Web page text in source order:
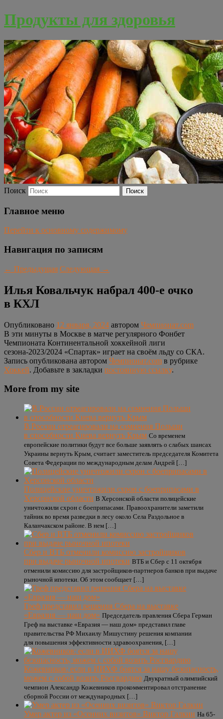
Продукты для здоровья
Поиск
Главное меню
Перейти к основному содержимому
Навигация по записям
← Предыдущая Следующая →
Илья Ковальчук набрал 400-е очко
в КХЛ
Опубликовано 12 января, 2024 автором Чемпионат.com
В эти минуты в Москве в матче регулярного Фонбет
Чемпионата Континентальной хоккейной лиги
сезона-2023/2024 «Спартак» играет на своём льду со СКА.
Запись опубликована автором Чемпионат.com в рубрике
Хоккей. Добавьте в закладки постоянную ссылку.
More from my site
В России отреагировали на сомнения Польши
в способности Киева вернуть Крым Со временем
европейские политики будут все больше заявлять о слабых шансах
Украины вернуть Крым, считает заместитель председателя Комитета
Совета Федерации по международным делам Андрей […]
Полицейские уничтожили схрон с боеприпасами в
Херсонской области В Херсонской области полицейские
уничтожили схрон с боеприпасами. Правоохранители заметили
тайник во время разведки в лесу около Села Раздольное в
Каланчакском районе. В нем […]
Сбер и ВТБ отменили комиссию застройщиков
при выдаче рыночной ипотеки ВТБ и Сбер с 11 октября
отменили комиссию для застройщиков-партнеров банков при выдаче
рыночной ипотеки. Об этом сообщает […]
Греф представил решения Сбера на выставке
«Евразия — наш дом» Председатель правления Сбера Герман
Греф на выставке «Евразия — наш дом» представил главе
правительства РФ Михаилу Мишустину решения компании
для повышения эффективности здравоохранения, […]
Кожевников: если в ИИХФ боятся за нашу безопасность,
можем с собой возить Росгвардию Двукратный олимпийский
чемпион Александр Кожевников прокомментировал отстранение
сборной России от международных […]
Умер актер из «Осенних визитов» Виктор Галкин На 65-